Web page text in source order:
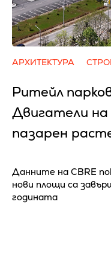
АРХИТЕКТУРА
Ритейл
Двигатели
пазарен
Данните на CBRE
нови площи са
годината